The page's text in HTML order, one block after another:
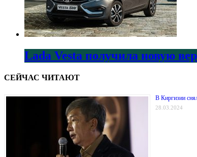
Lada Vesta получила новую
СЕЙЧАС ЧИТАЮТ
В Киргизии
28.03.2024